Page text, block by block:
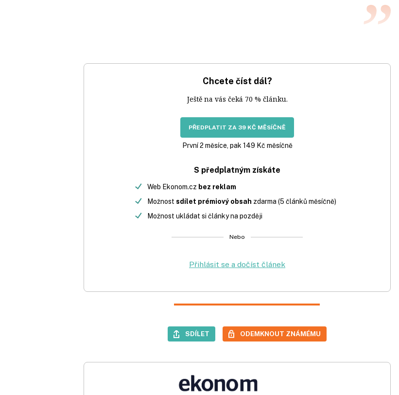
Chcete číst dál?
Ještě na vás čeká 70 % článku.
PŘEDPLATIT ZA 39 KČ MĚSÍČNĚ
První 2 měsíce, pak 149 Kč měsíčně
S předplatným získáte
Web Ekonom.cz bez reklam
Možnost sdílet prémiový obsah zdarma (5 článků měsíčně)
Možnost ukládat si články na později
Nebo
Přihlásit se a dočíst článek
SDÍLET ODEMKNOUT ZNÁMÉMU